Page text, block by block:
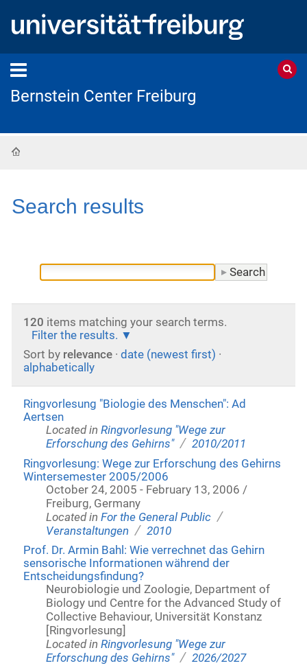
Bernstein Center Freiburg
Search results
120 items matching your search terms.
Filter the results.
Sort by relevance · date (newest first) ·
alphabetically
Ringvorlesung "Biologie des Menschen": Ad
Aertsen
Located inRingvorlesung "Wege zur
Erforschung des Gehirns" / 2010/2011
Ringvorlesung: Wege zur Erforschung des Gehirns
Wintersemester 2005/2006
October 24, 2005 - February 13, 2006 /
Freiburg, Germany
Located inFor the General Public /
Veranstaltungen / 2010
Prof. Dr. Armin Bahl: Wie verrechnet das Gehirn
sensorische Informationen während der
Entscheidungsfindung?
Neurobiologie und Zoologie, Department of
Biology und Centre for the Advanced Study of
Collective Behaviour, Universität Konstanz
[Ringvorlesung]
Located inRingvorlesung "Wege zur
Erforschung des Gehirns" / 2026/2027